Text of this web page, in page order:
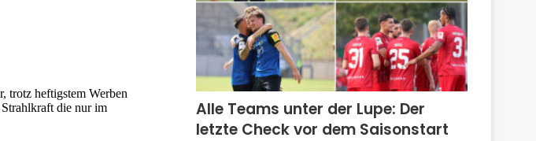
Alle Teams unter der Lupe: Der
letzte Check vor dem Saisonstart